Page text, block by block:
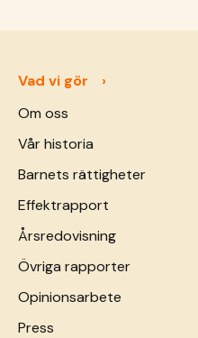
Vad vi gör
Om oss
Vår historia
Barnets rättigheter
Effektrapport
Årsredovisning
Övriga rapporter
Opinionsarbete
Press